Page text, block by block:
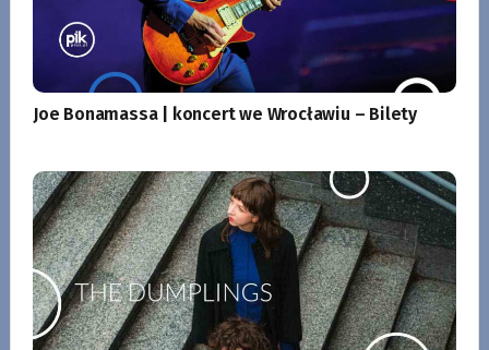
Joe Bonamassa | koncert we Wrocławiu – Bilety